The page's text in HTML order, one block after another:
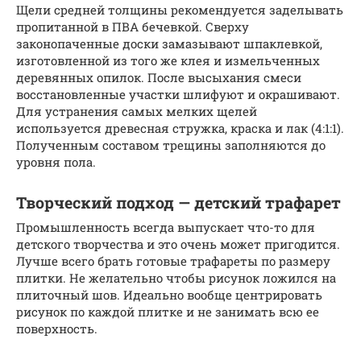
Щели средней толщины рекомендуется заделывать
пропитанной в ПВА бечевкой. Сверху
законопаченные доски замазывают шпаклевкой,
изготовленной из того же клея и измельченных
деревянных опилок. После высыхания смеси
восстановленные участки шлифуют и окрашивают.
Для устранения самых мелких щелей
используется древесная стружка, краска и лак (4:1:1).
Полученным составом трещины заполняются до
уровня пола.
Творческий подход — детский трафарет
Промышленность всегда выпускает что-то для
детского творчества и это очень может пригодится.
Лучше всего брать готовые трафареты по размеру
плитки. Не желательно чтобы рисунок ложился на
плиточный шов. Идеально вообще центрировать
рисунок по каждой плитке и не занимать всю ее
поверхность.